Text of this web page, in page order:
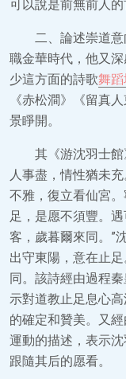
可以說是前無前人
二、論述崇道
職金華時代，他又
少這方面的詩歌舞
《赤松澗》《留真
景睜開。
其《游沈羽士
人事盡，情性猶未
不雅，復立看仙宮
足，是愿不須豐。
客，歲暮爾來同。”
出守東陽，意在止足
同。該詩經由過程
示對道教止足息心
的確定和贊美。又
運動的描述，表示
跟隨其后的愿看。